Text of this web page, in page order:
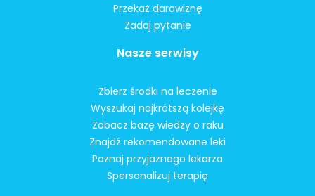
Przekaż darowiznę
Zadaj pytanie
Nasze serwisy
Zbierz środki na leczenie
Wyszukaj najkrótszą kolejkę
Zobacz bazę wiedzy o raku
Znajdź rekomendowane leki
Poznaj przyjaznego lekarza
Spersonalizuj terapię